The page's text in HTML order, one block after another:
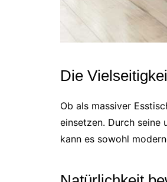
Die
Ob als massiver
einsetzen. Durch seine
kann es sowohl